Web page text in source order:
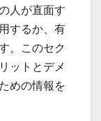
人が直面す
するか、有
。このセク
ットとデメ
めの情報を